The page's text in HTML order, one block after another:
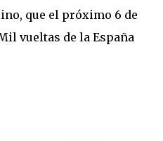
que el próximo 6 de
vueltas de la España